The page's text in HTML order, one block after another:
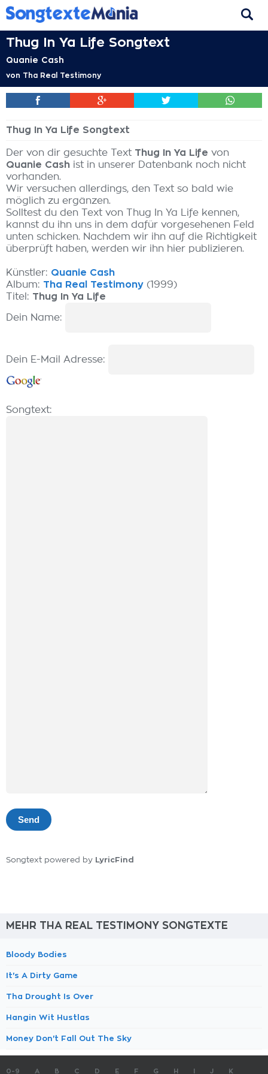
Thug In Ya Life Songtext
Quanie Cash
von Tha Real Testimony
Thug In Ya Life Songtext
Der von dir gesuchte Text Thug In Ya Life von
Quanie Cash ist in unserer Datenbank noch nicht
vorhanden.
Wir versuchen allerdings, den Text so bald wie
möglich zu ergänzen.
Solltest du den Text von Thug In Ya Life kennen,
kannst du ihn uns in dem dafür vorgesehenen Feld
unten schicken. Nachdem wir ihn auf die Richtigkeit
überprüft haben, werden wir ihn hier publizieren.
Künstler: Quanie Cash
Album: Tha Real Testimony (1999)
Titel: Thug In Ya Life
Dein Name:
Dein E-Mail Adresse:
Songtext:
Songtext powered by LyricFind
MEHR THA REAL TESTIMONY SONGTEXTE
Bloody Bodies
It's A Dirty Game
Tha Drought Is Over
Hangin Wit Hustlas
Money Don't Fall Out The Sky
0-9 A B C D E F G H J K